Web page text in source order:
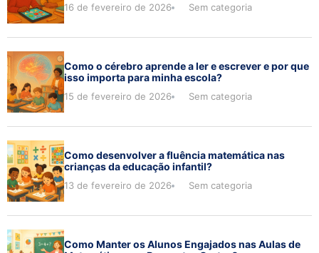
16 de fevereiro de 2026 Sem categoria
Como o cérebro aprende a ler e escrever e por que
isso importa para minha escola?
15 de fevereiro de 2026 Sem categoria
Como desenvolver a fluência matemática nas
crianças da educação infantil?
13 de fevereiro de 2026 Sem categoria
Como Manter os Alunos Engajados nas Aulas de